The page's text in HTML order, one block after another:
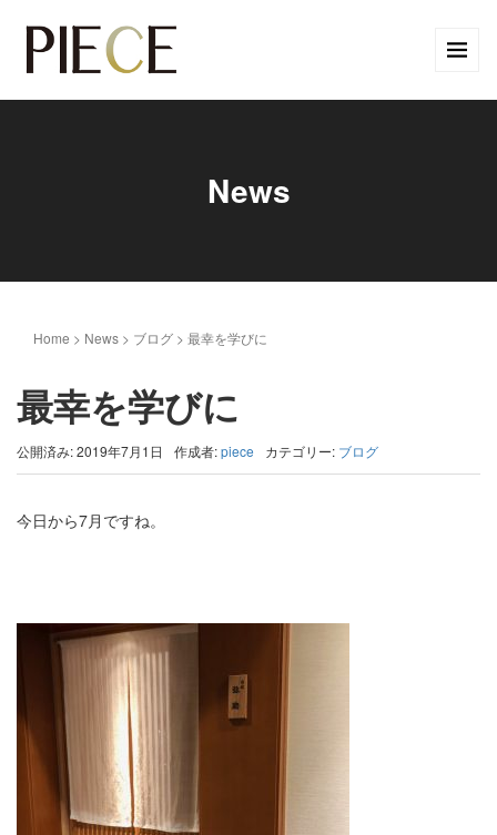
News
Home > News > ブログ > 最幸を学びに
最幸を学びに
公開済み: 2019年7月1日 作成者:piece カテゴリー: ブログ
今日から7月ですね。